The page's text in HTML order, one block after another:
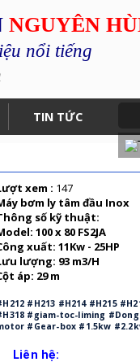
NGUYÊN
nổi tiếng
TIN TỨC
xem : 147
bơm ly tâm đầu Inox
số kỹ thuật:
100 x 80 FS2JA
xuất: 11Kw - 25HP
lượng: 93 m3/H
áp: 29 m
#H213 #H214 #H215
#giam-toc-liming
#Gear-box #1.5kw
Liên hệ: